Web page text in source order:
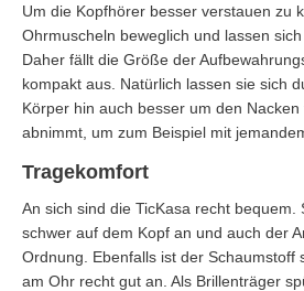
Um die Kopfhörer besser verstauen zu
Ohrmuscheln beweglich und lassen
Daher fällt die Größe der
kompakt aus. Natürlich lassen sie sich
Körper hin auch besser um den
abnimmt, um zum Beispiel mit
Tragekomfort
An sich sind die TicKasa recht bequem.
schwer auf dem Kopf an und auch der
Ordnung. Ebenfalls ist der Schaumstoff
am Ohr recht gut an. Als Brillenträger